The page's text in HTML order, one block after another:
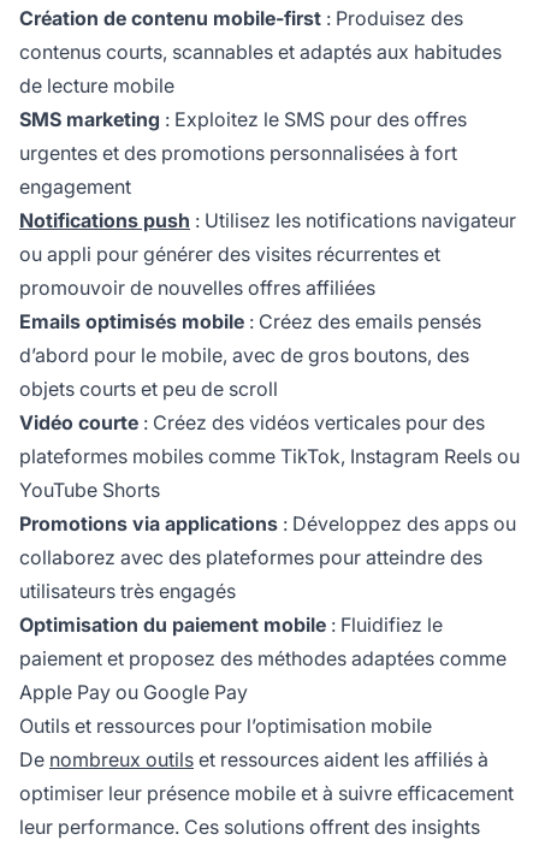
Création de contenu mobile-first : Produisez des
contenus courts, scannables et adaptés aux habitudes
de lecture mobile
SMS marketing : Exploitez le SMS pour des offres
urgentes et des promotions personnalisées à fort
engagement
Notifications push : Utilisez les notifications navigateur
ou appli pour générer des visites récurrentes et
promouvoir de nouvelles offres affiliées
Emails optimisés mobile : Créez des emails pensés
d’abord pour le mobile, avec de gros boutons, des
objets courts et peu de scroll
Vidéo courte : Créez des vidéos verticales pour des
plateformes mobiles comme TikTok, Instagram Reels ou
YouTube Shorts
Promotions via applications : Développez des apps ou
collaborez avec des plateformes pour atteindre des
utilisateurs très engagés
Optimisation du paiement mobile : Fluidifiez le
paiement et proposez des méthodes adaptées comme
Apple Pay ou Google Pay
Outils et ressources pour l’optimisation mobile
De nombreux outils et ressources aident les affiliés à
optimiser leur présence mobile et à suivre efficacement
leur performance. Ces solutions offrent des insights